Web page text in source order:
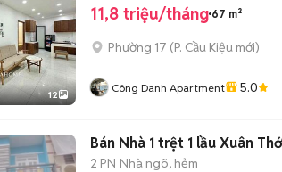
12
11,8 triệu/tháng 67 m²
Phường 17 (P. Cầu Kiệu mới)
Công Danh Apartment 5.0
Bán Nhà 1 trệt 1 lầu Xuân
2 PN Nhà ngõ, hẻm